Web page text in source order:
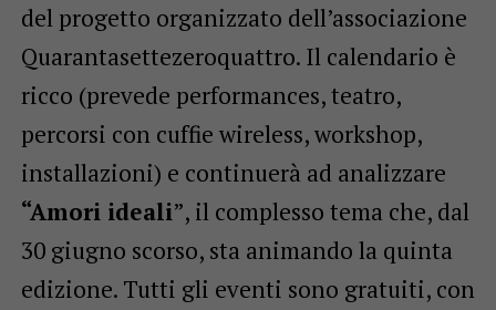
del progetto organizzato dell’associazione
Quarantasettezeroquattro. Il calendario è
ricco (prevede performances, teatro,
percorsi con cuffie wireless, workshop,
installazioni) e continuerà ad analizzare
“Amori ideali”, il complesso tema che, dal
30 giugno scorso, sta animando la quinta
edizione. Tutti gli eventi sono gratuiti, con